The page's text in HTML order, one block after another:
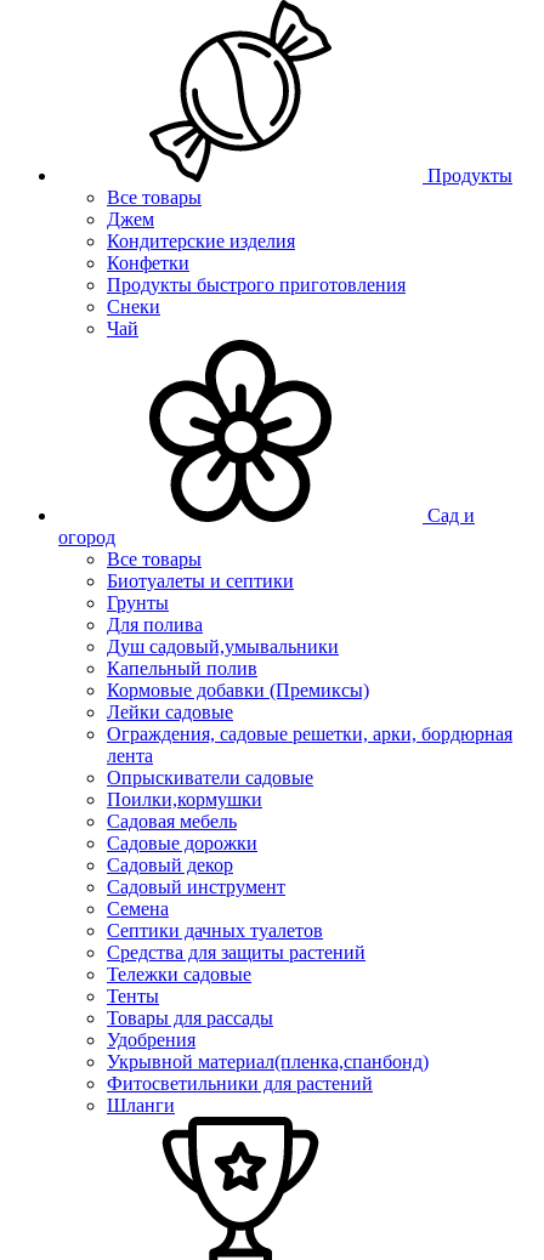
Продукты
Все товары
Джем
Кондитерские изделия
Конфетки
Продукты быстрого приготовления
Снеки
Чай
Сад и
огород
Все товары
Биотуалеты и септики
Грунты
Для полива
Душ садовый,умывальники
Капельный полив
Кормовые добавки (Премиксы)
Лейки садовые
Ограждения, садовые решетки, арки, бордюрная
лента
Опрыскиватели садовые
Поилки,кормушки
Садовая мебель
Садовые дорожки
Садовый декор
Садовый инструмент
Семена
Септики дачных туалетов
Средства для защиты растений
Тележки садовые
Тенты
Товары для рассады
Удобрения
Укрывной материал(пленка,спанбонд)
Фитосветильники для растений
Шланги